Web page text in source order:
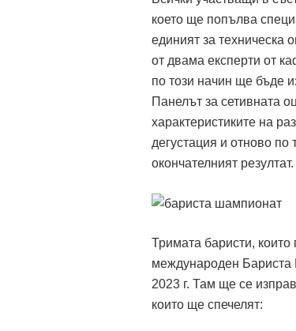
което ще попълва
единият за техническа
от двама експерти от
по този начин ще бъде
Панелът за сетивната
характеристиките на
дегустация и отново по
окончателният резултат.
Тримата баристи, които
международен Бариста
2023 г. Там ще се
които ще спечелят: